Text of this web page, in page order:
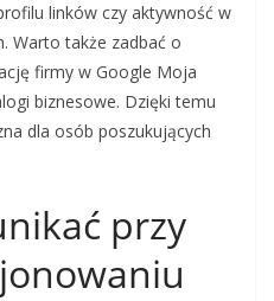
linków czy aktywność w
Warto także zadbać o
firmy w Google Moja
biznesowe. Dzięki temu
dla osób poszukujących
przy